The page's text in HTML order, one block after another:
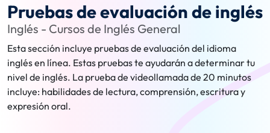
Pruebas de evaluación de inglés
Inglés - Cursos de Inglés General
Esta sección incluye pruebas de evaluación del idioma
inglés en línea. Estas pruebas te ayudarán a determinar tu
nivel de inglés. La prueba de videollamada de 20 minutos
incluye: habilidades de lectura, comprensión, escritura y
expresión oral.